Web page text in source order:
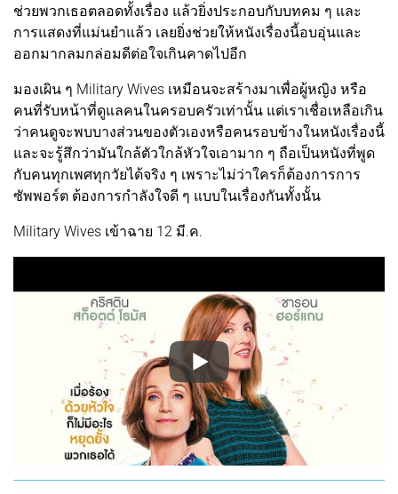
ช่วยพวกเธอตลอดทั้งเรื่อง แล้วยิ่งประกอบกับบทคม ๆ และ
การแสดงที่แม่นยำแล้ว เลยยิ่งช่วยให้หนังเรื่องนี้อบอุ่นและ
ออกมากลมกล่อมดีต่อใจเกินคาดไปอีก
มองเผิน ๆ Military Wives เหมือนจะสร้างมาเพื่อผู้หญิง หรือ
คนที่รับหน้าที่ดูแลคนในครอบครัวเท่านั้น แต่เราเชื่อเหลือเกิน
ว่าคนดูจะพบบางส่วนของตัวเองหรือคนรอบข้างในหนังเรื่องนี้
และจะรู้สึกว่ามันใกล้ตัวใกล้หัวใจเอามาก ๆ ถือเป็นหนังที่พูด
กับคนทุกเพศทุกวัยได้จริง ๆ เพราะไม่ว่าใครก็ต้องการการ
ซัพพอร์ต ต้องการกำลังใจดี ๆ แบบในเรื่องกันทั้งนั้น
Military Wives เข้าฉาย 12 มี.ค.